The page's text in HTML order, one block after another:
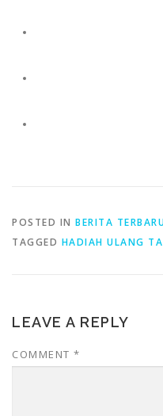
POSTED IN BERITA
TAGGED HADIAH ULANG
LEAVE A REPLY
COMMENT *